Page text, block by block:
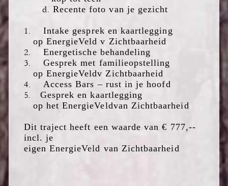
d. Recente foto van je gezicht
1.
Intake gesprek en kaartlegging
op EnergieVeld v Zichtbaarheid
2. Energetische behandeling
3.
Gesprek met familieopstelling
op EnergieVeldv Zichtbaarheid
4. Access Bars – rust in je hoofd
5. Gesprek en kaartlegging
op het EnergieVeldvan Zichtbaarheid
Dit traject heeft een waarde van € 777,--
incl. je
eigen EnergieVeld van Zichtbaarheid